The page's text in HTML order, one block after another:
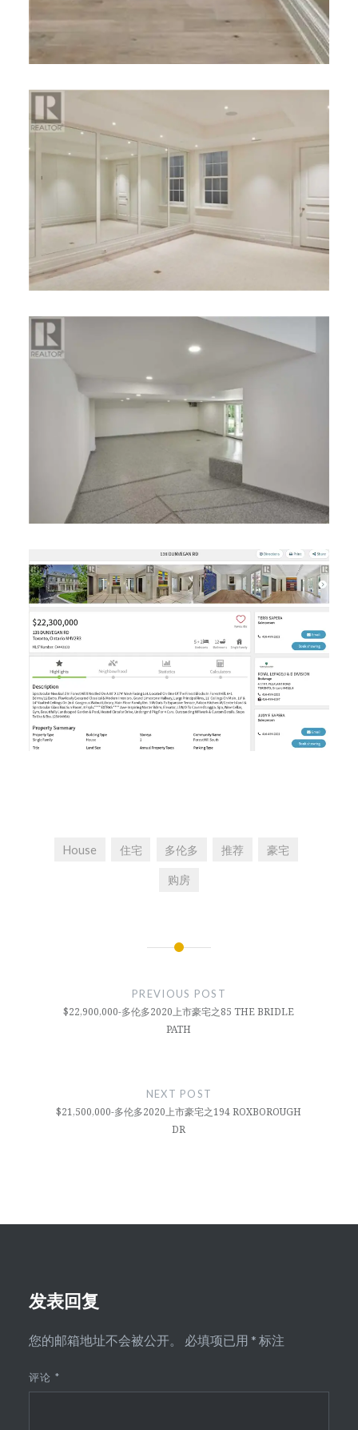
House 住宅 多伦多 推荐 豪宅
购房
PREVIOUS POST
$22,900,000-多伦多2020上市豪宅之85 THE BRIDLE
PATH
NEXT POST
$21,500,000-多伦多2020上市豪宅之194 ROXBOROUGH
DR
发表回复
您的邮箱地址不会被公开。 必填项已用 * 标注
评论 *